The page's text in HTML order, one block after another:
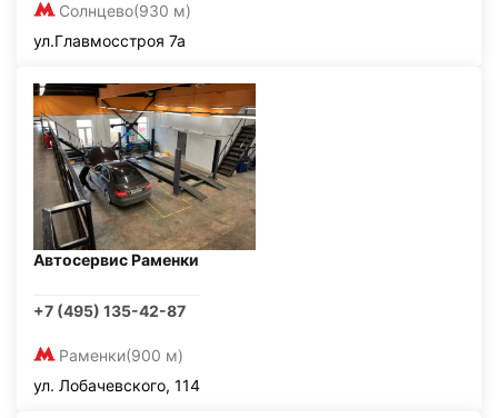
Солнцево(930 м)
ул.Главмосстроя 7а
Автосервис Раменки
+7 (495) 135-42-87
Раменки(900 м)
ул. Лобачевского, 114